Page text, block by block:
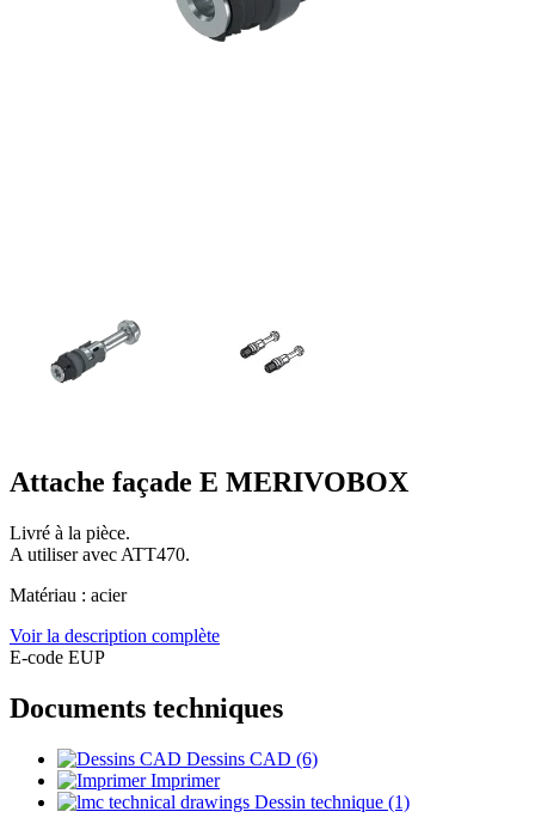
Attache façade E MERIVOBOX
Livré à la pièce.
A utiliser avec ATT470.
Matériau : acier
Voir la description complète
E-code EUP
Documents techniques
Dessins CAD (6)
Imprimer
Dessin technique (1)